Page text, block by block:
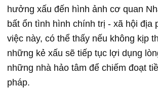
hưởng xấu đến hình ảnh cơ quan
bất ổn tình hình chính trị - xã hội địa
việc này, có thể thấy nếu không kịp
những kẻ xấu sẽ tiếp tục lợi dụng
những nhà hảo tâm để chiếm đoạt
pháp.